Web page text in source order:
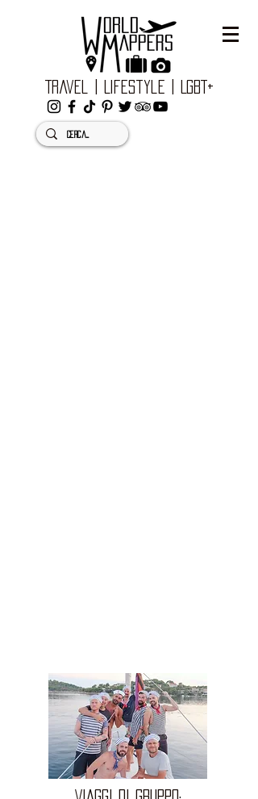
Travel | Lifestyle | LGBT+